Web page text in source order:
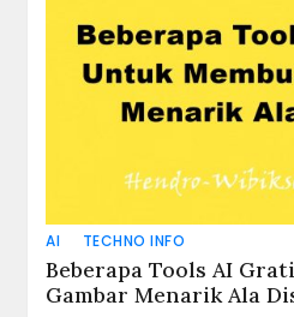
AI TECHNO INFO
Beberapa Tools AI
Gambar Menarik Ala